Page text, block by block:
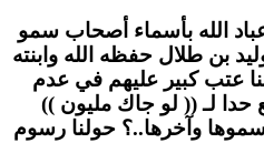
الله بأسماء أصحاب سمو
بن طلال حفظه الله وابنته
عتب كبير عليهم في عدم
حدا لـ (( لو جاك مليون ))
وآخرها..؟ حولنا رسوم